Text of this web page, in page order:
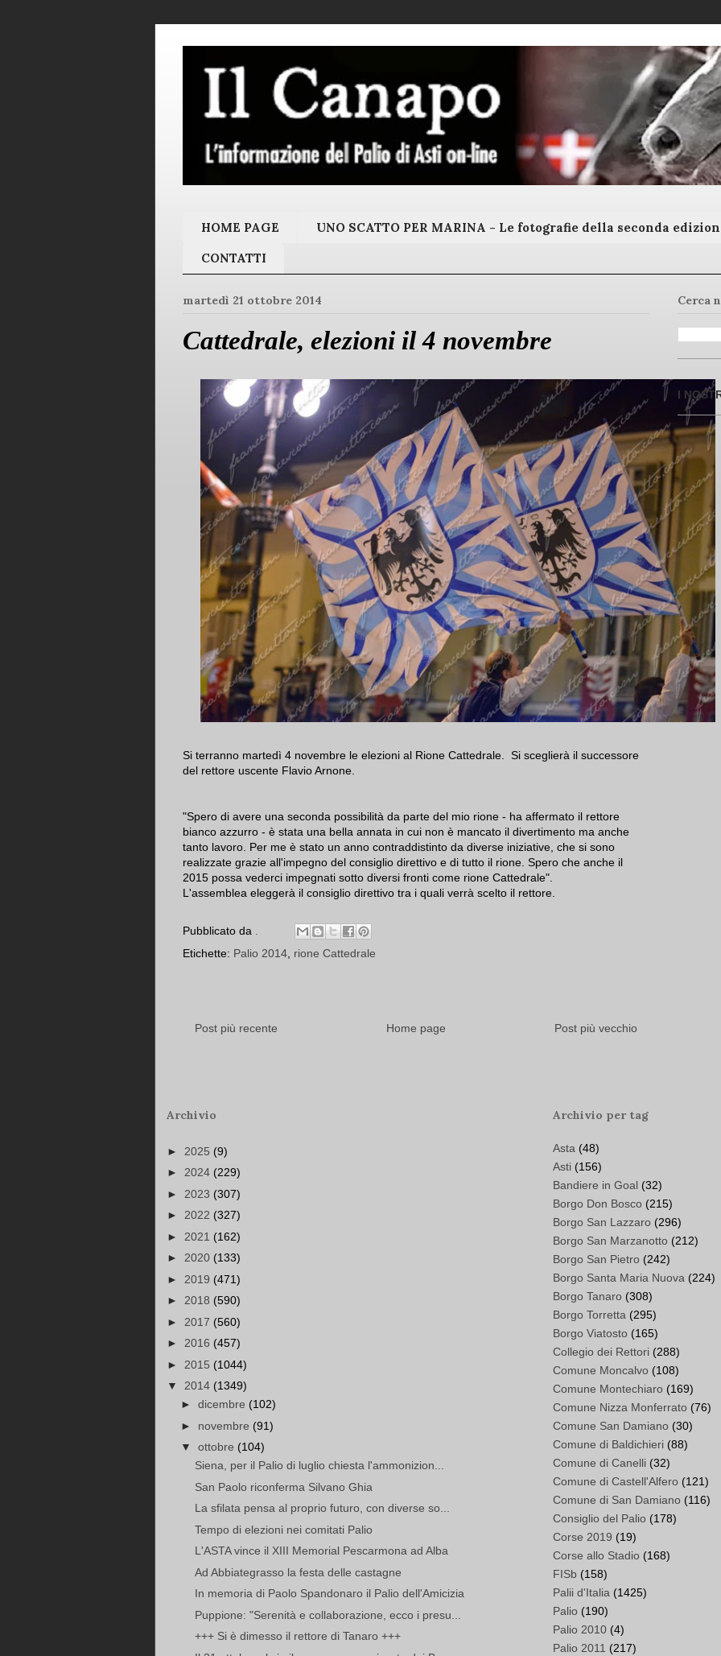
HOME PAGE UNO SCATTO PER MARINA - Le fotografie della seconda
CONTATTI
martedì 21 ottobre 2014
Cattedrale, elezioni il 4 novembre
Si terranno martedì 4 novembre le elezioni al Rione Cattedrale. Si sceglierà il successore
del rettore uscente Flavio Arnone.
"Spero di avere una seconda possibilità da parte del mio rione - ha affermato il rettore
bianco azzurro - è stata una bella annata in cui non è mancato il divertimento ma anche
tanto lavoro. Per me è stato un anno contraddistinto da diverse iniziative, che si sono
realizzate grazie all'impegno del consiglio direttivo e di tutto il rione. Spero che anche il
2015 possa vederci impegnati sotto diversi fronti come rione Cattedrale".
L'assemblea eleggerà il consiglio direttivo tra i quali verrà scelto il rettore.
Pubblicato da
Etichette: Palio 2014, rione Cattedrale
Post più recente Post più vecchio
Home page
Cerca
I
Archivio
► 2025 (9)
► 2024 (229)
► 2023 (307)
► 2022 (327)
► 2021 (162)
► 2020 (133)
► 2019 (471)
► 2018 (590)
► 2017 (560)
► 2016 (457)
► 2015 (1044)
▼ 2014 (1349)
► dicembre (102)
► novembre (91)
▼ ottobre (104)
Siena, per il Palio di luglio chiesta l'ammonizion...
San Paolo riconferma Silvano Ghia
La sfilata pensa al proprio futuro, con diverse so...
Tempo di elezioni nei comitati Palio
L'ASTA vince il XIII Memorial Pescarmona ad Alba
Ad Abbiategrasso la festa delle castagne
In memoria di Paolo Spandonaro il Palio dell'Amicizia
Puppione: "Serenità e collaborazione, ecco i presu...
+++ Si è dimesso il rettore di Tanaro +++
Archivio per tag
Asta (48)
Asti (156)
Bandiere in Goal (32)
Borgo Don Bosco (215)
Borgo San Lazzaro (296)
Borgo San Marzanotto (212)
Borgo San Pietro (242)
Borgo Santa Maria Nuova (224)
Borgo Tanaro (308)
Borgo Torretta (295)
Borgo Viatosto (165)
Collegio dei Rettori (288)
Comune Moncalvo (108)
Comune Montechiaro (169)
Comune Nizza Monferrato (76)
Comune San Damiano (30)
Comune di Baldichieri (88)
Comune di Canelli (32)
Comune di Castell'Alfero (121)
Comune di San Damiano (116)
Consiglio del Palio (178)
Corse 2019 (19)
Corse allo Stadio (168)
FISb (158)
Palii d'Italia (1425)
Palio (190)
Palio 2010 (4)
Palio 2011 (217)